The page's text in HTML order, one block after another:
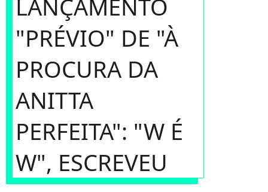
LANÇAMENTO
"PRÉVIO" DE "À
PROCURA DA
ANITTA
PERFEITA": "W É
W", ESCREVEU